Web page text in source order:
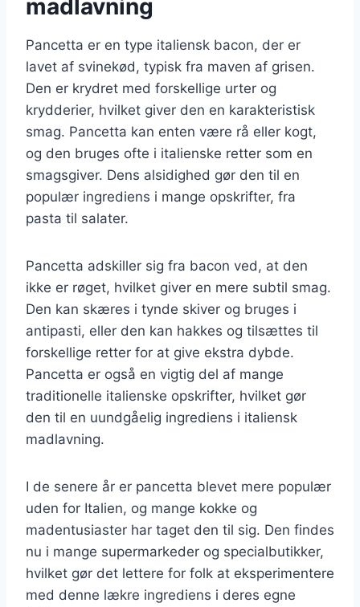
madlavning
Pancetta er en type italiensk bacon, der er
lavet af svinekød, typisk fra maven af grisen.
Den er krydret med forskellige urter og
krydderier, hvilket giver den en karakteristisk
smag. Pancetta kan enten være rå eller kogt,
og den bruges ofte i italienske retter som en
smagsgiver. Dens alsidighed gør den til en
populær ingrediens i mange opskrifter, fra
pasta til salater.
Pancetta adskiller sig fra bacon ved, at den
ikke er røget, hvilket giver en mere subtil smag.
Den kan skæres i tynde skiver og bruges i
antipasti, eller den kan hakkes og tilsættes til
forskellige retter for at give ekstra dybde.
Pancetta er også en vigtig del af mange
traditionelle italienske opskrifter, hvilket gør
den til en uundgåelig ingrediens i italiensk
madlavning.
I de senere år er pancetta blevet mere populær
uden for Italien, og mange kokke og
madentusiaster har taget den til sig. Den findes
nu i mange supermarkeder og specialbutikker,
hvilket gør det lettere for folk at eksperimentere
med denne lækre ingrediens i deres egne